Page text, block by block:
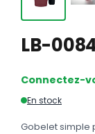
Sous-mains
Bloc-notes
Chemises
Pochettes
Tampons
LB-
Connectez-
En stock
Gobelet simple